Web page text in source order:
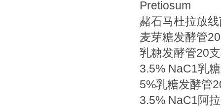
Pretiosum
赭石马杜拉放
麦芽糖发酵管
乳糖发酵管20
3.5% NaC1乳
5%乳糖发酵管
3.5% NaC1阿